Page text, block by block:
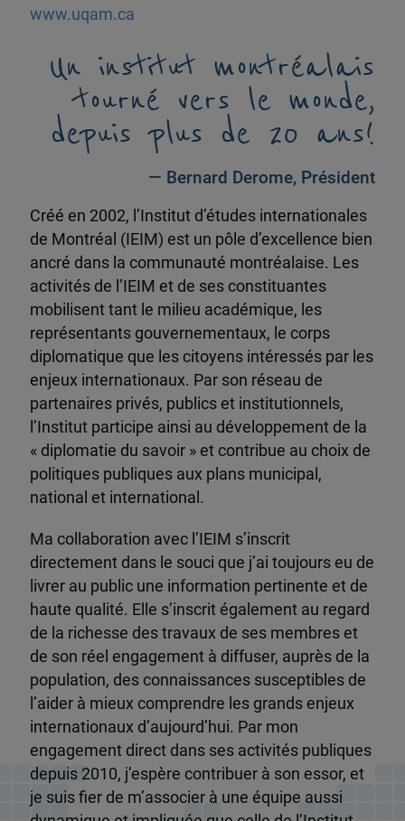
www.uqam.ca
Un institut montréalais
tourné vers le monde,
depuis plus de 20 ans!
— Bernard Derome, Président
Créé en 2002, l’Institut d’études internationales
de Montréal (IEIM) est un pôle d’excellence bien
ancré dans la communauté montréalaise. Les
activités de l’IEIM et de ses constituantes
mobilisent tant le milieu académique, les
représentants gouvernementaux, le corps
diplomatique que les citoyens intéressés par les
enjeux internationaux. Par son réseau de
partenaires privés, publics et institutionnels,
l’Institut participe ainsi au développement de la
« diplomatie du savoir » et contribue au choix de
politiques publiques aux plans municipal,
national et international.
Ma collaboration avec l’IEIM s’inscrit
directement dans le souci que j’ai toujours eu de
livrer au public une information pertinente et de
haute qualité. Elle s’inscrit également au regard
de la richesse des travaux de ses membres et
de son réel engagement à diffuser, auprès de la
population, des connaissances susceptibles de
l’aider à mieux comprendre les grands enjeux
internationaux d’aujourd’hui. Par mon
engagement direct dans ses activités publiques
depuis 2010, j’espère contribuer à son essor, et
je suis fier de m’associer à une équipe aussi